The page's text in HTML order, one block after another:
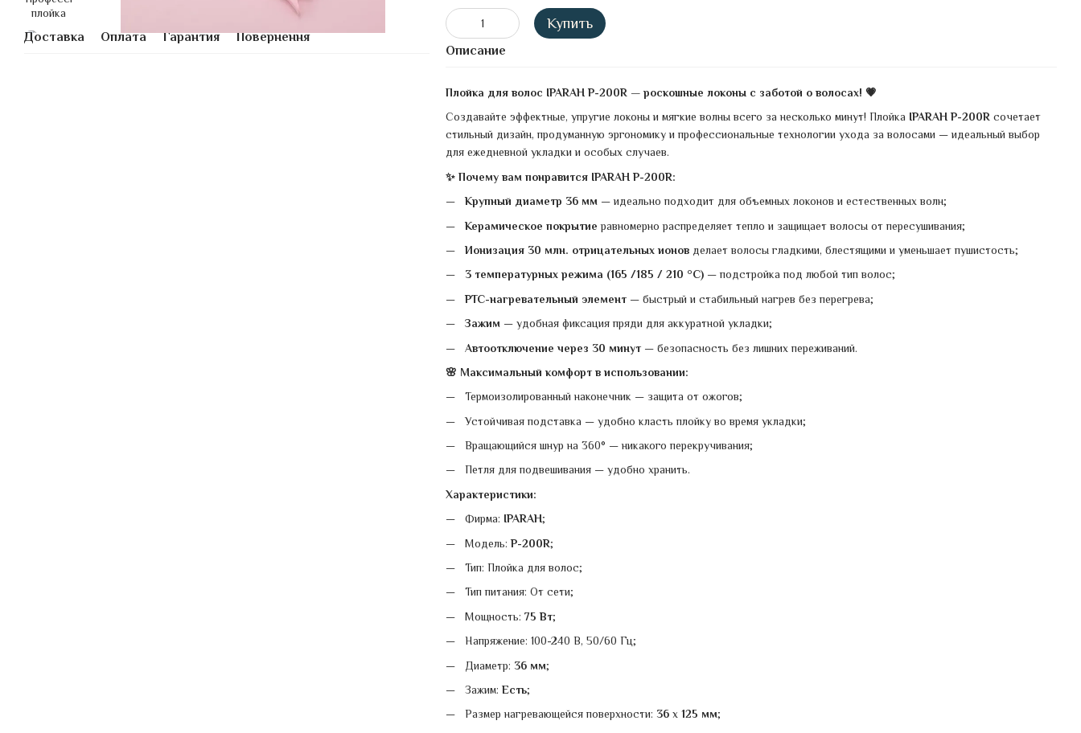
Доставка Оплата Гарантия Повернення
Купить
Описание
Плойка для волос IPARAH P-200R — роскошные локоны с заботой о волосах! 💗
Создавайте эффектные, упругие локоны и мягкие волны всего за несколько минут! Плойка IPARAH P-200Rсочетает
стильный дизайн, продуманную эргономику и профессиональные технологии ухода за волосами — идеальный выбор
для ежедневной укладки и особых случаев.
✨ Почему вам понравится IPARAH P-200R:
Крупный диаметр 36 мм — идеально подходит для объемных локонов и естественных волн;
Керамическое покрытие равномерно распределяет тепло и защищает волосы от пересушивания;
Ионизация 30 млн. отрицательных ионовделает волосы гладкими, блестящими и уменьшает пушистость;
3 температурных режима (165 /185 / 210 °C)— подстройка под любой тип волос;
PTC-нагревательный элемент— быстрый и стабильный нагрев без перегрева;
Зажим — удобная фиксация пряди для аккуратной укладки;
Автоотключение через 30 минут— безопасность без лишних переживаний.
🌸 Максимальный комфорт в использовании:
Термоизолированный наконечник — защита от ожогов;
Устойчивая подставка — удобно класть плойку во время укладки;
Вращающийся шнур на 360° — никакого перекручивания;
Петля для подвешивания — удобно хранить.
Характеристики:
Фирма: IPARAH;
Модель: P-200R;
Тип: Плойка для волос;
Тип питания: От сети;
Мощность: 75 Вт;
Напряжение: 100-240 В, 50/60 Гц;
Диаметр: 36 мм;
Зажим: Есть;
Размер нагревающейся поверхности: 36х 125 мм;